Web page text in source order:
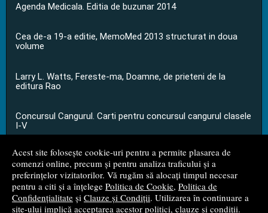
Acest site folosește cookie-uri pentru a permite plasarea de
comenzi online, precum și pentru analiza traficului și a
preferințelor vizitatorilor. Vă rugăm să alocați timpul necesar
pentru a citi și a înțelege Politica de Cookie, Politica de
Confidențialitate și Clauze și Condiții. Utilizarea în continuare a
site-ului implică acceptarea acestor politici, clauze și condiții.
Agenda Medicala. Editia de buzunar 2014
Cea de-a 19-a editie, MemoMed 2013 structurat in doua
volume
Larry L. Watts, Fereste-ma, Doamne, de prieteni de la
editura Rao
Concursul Cangurul. Carti pentru concursul cangurul clasele
I-V
...toate știrile
© 2008 - 2026S.C. M.G. Net Distribution S.R.L.